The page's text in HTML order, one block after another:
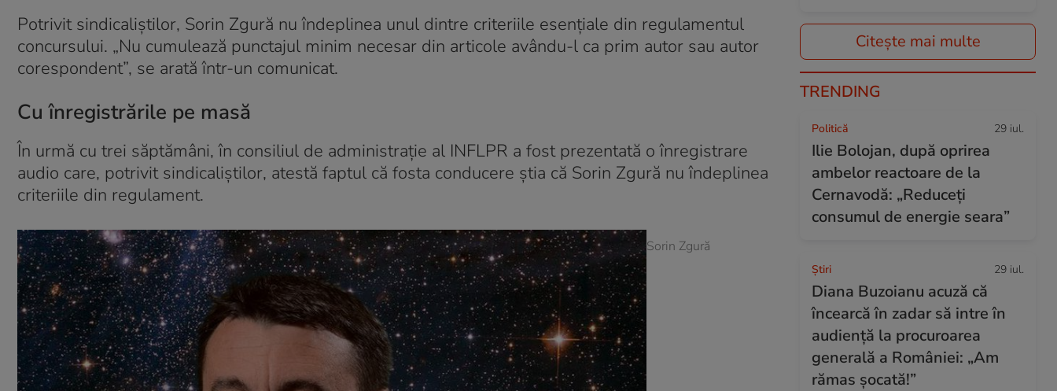
Potrivit sindicaliștilor, Sorin Zgură nu îndeplinea unul dintre criteriile esențiale din regulamentul
concursului. „Nu cumulează punctajul minim necesar din articole avându-l ca prim autor sau autor
corespondent”, se arată într-un comunicat.
Cu înregistrările pe masă
În urmă cu trei săptămâni, în consiliul de administrație al INFLPR a fost prezentată o înregistrare
audio care, potrivit sindicaliștilor, atestă faptul că fosta conducere știa că Sorin Zgură nu îndeplinea
criteriile din regulament.
Sorin Zgură
Citește mai multe
TRENDING
Politică 29 iul.
Ilie Bolojan, după oprirea
ambelor reactoare de la
Cernavodă: „Reduceți
consumul de energie seara”
Ştiri 29 iul.
Diana Buzoianu acuză că
încearcă în zadar să intre în
audiență la procuroarea
generală a României: „Am
rămas șocată!”